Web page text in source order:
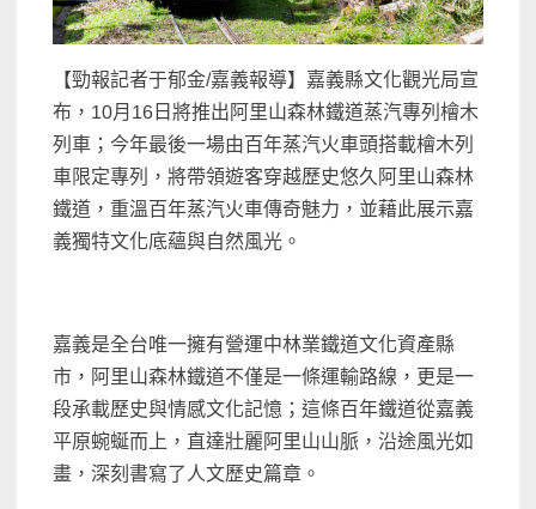
【勁報記者于郁金/嘉義報導】嘉義縣文化觀光局宣
布，10月16日將推出阿里山森林鐵道蒸汽專列檜木
列車；今年最後一場由百年蒸汽火車頭搭載檜木列
車限定專列，將帶領遊客穿越歷史悠久阿里山森林
鐵道，重溫百年蒸汽火車傳奇魅力，並藉此展示嘉
義獨特文化底蘊與自然風光。
嘉義是全台唯一擁有營運中林業鐵道文化資產縣
市，阿里山森林鐵道不僅是一條運輸路線，更是一
段承載歷史與情感文化記憶；這條百年鐵道從嘉義
平原蜿蜒而上，直達壯麗阿里山山脈，沿途風光如
畫，深刻書寫了人文歷史篇章。